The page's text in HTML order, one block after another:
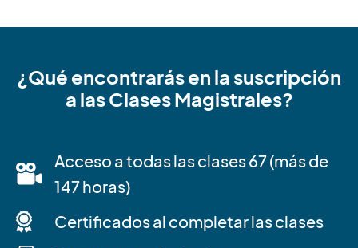
¿Qué encontrarás en la suscripción
a las Clases Magistrales?
Acceso a todas las clases 67 (más de
147 horas)
Certificados al completar las clases